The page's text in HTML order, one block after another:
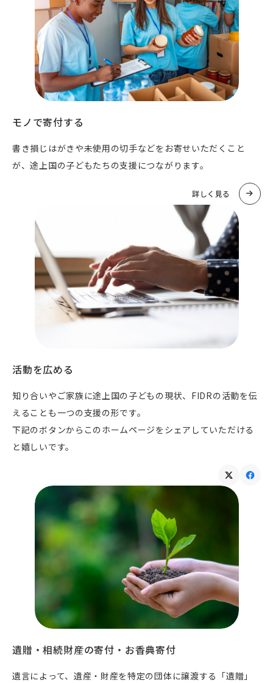
モノで寄付する
書き損じはがきや未使用の切手などをお寄せいただくこと
が、途上国の子どもたちの支援につながります。
詳しく見る
活動を広める
知り合いやご家族に途上国の子どもの現状、FIDRの活動を伝
えることも一つの支援の形です。
下記のボタンからこのホームページをシェアしていただける
と嬉しいです。
遺贈・相続財産の寄付・お香典寄付
遺言によって、遺産・財産を特定の団体に譲渡する「遺贈」